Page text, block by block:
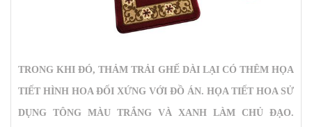
TRONG KHI ĐÓ, THẢM TRẢI GHẾ DÀI LẠI CÓ THÊM HỌA
TIẾT HÌNH HOA ĐỐI XỨNG VỚI ĐỒ ÁN. HỌA TIẾT HOA SỬ
DỤNG TÔNG MÀU TRẮNG VÀ XANH LÀM CHỦ ĐẠO.